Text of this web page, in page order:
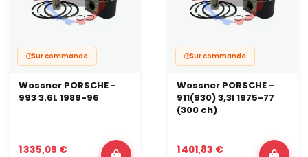
Sur commande
Wossner PORSCHE -
993 3.6L 1989-96
1 335,09 €
Sur commande
Wossner PORSCHE -
911(930) 3,3l 1975-77
(300 ch)
1 401,83 €